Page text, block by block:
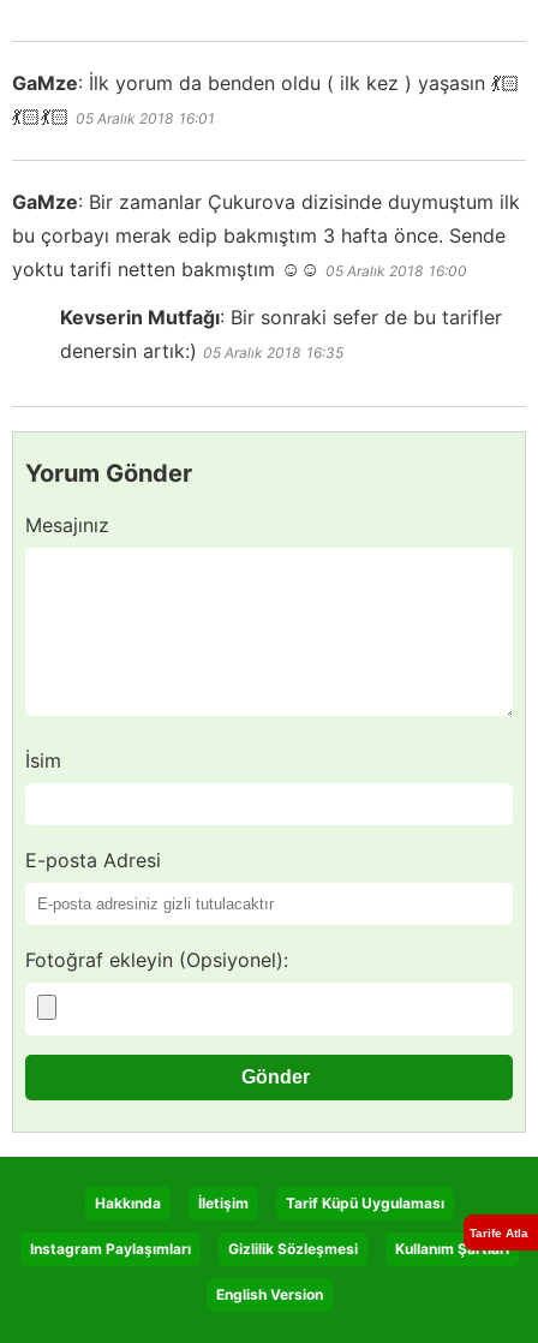
GaMze: İlk yorum da benden oldu ( ilk kez ) yaşasın 💃🏻
💃🏻💃🏻 05 Aralık 2018 16:01
GaMze: Bir zamanlar Çukurova dizisinde duymuştum ilk
bu çorbayı merak edip bakmıştım 3 hafta önce. Sende
yoktu tarifi netten bakmıştım ☺️☺️ 05 Aralık 2018 16:00
Kevserin Mutfağı: Bir sonraki sefer de bu tarifler
denersin artık:) 05 Aralık 2018 16:35
Yorum Gönder
Mesajınız
İsim
E-posta Adresi
Fotoğraf ekleyin (Opsiyonel):
Tarife Atla
Hakkında İletişim Tarif Küpü Uygulaması
Instagram Paylaşımları Gizlilik Sözleşmesi Kullanım Şartları
English Version